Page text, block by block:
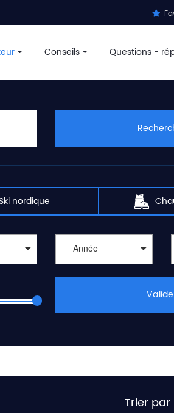
Conseils Questions -
Ski nordique
Année
Trier par